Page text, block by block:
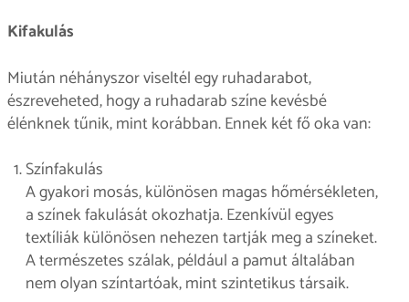
Kifakulás
Miután néhányszor viseltél egy ruhadarabot,
észreveheted, hogy a ruhadarab színe kevésbé
élénknek tűnik, mint korábban. Ennek két fő oka van:
Színfakulás
A gyakori mosás, különösen magas hőmérsékleten,
a színek fakulását okozhatja. Ezenkívül egyes
textíliák különösen nehezen tartják meg a színeket.
A természetes szálak, például a pamut általában
nem olyan színtartóak, mint szintetikus társaik.